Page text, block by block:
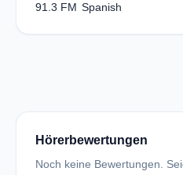
91.3 FM Spanish
Hörerbewertungen
Noch keine Bewertungen.